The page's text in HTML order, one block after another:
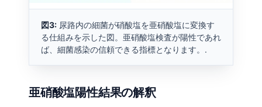
図3: 尿路内の細菌が硝酸塩を亜硝酸塩に変換す
る仕組みを示した図。亜硝酸塩検査が陽性であれ
ば、細菌感染の信頼できる指標となります。.
亜硝酸塩陽性結果の解釈